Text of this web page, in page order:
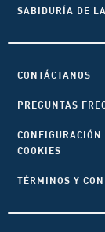
SABIDURÍA DE
CONTÁCTANOS
PREGUNTAS
CONFIGURACIÓN
COOKIES
TÉRMINOS Y